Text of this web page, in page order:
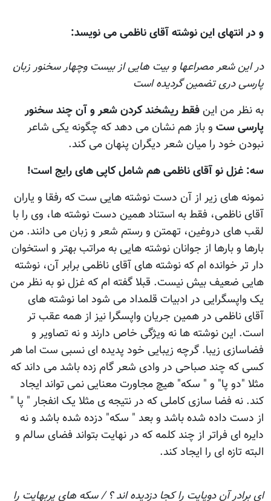
و در انتهای اين نوشته آقای ناظمی می نویسد:
در این شعر مصراعها و بیت هایی از بیست وچهار سخنور زبان
پارسی دری تضمین گردیده است
به نظر من اين فقط ريشخند کردن شعر و آن چند سخنور
پارسی ست و باز هم نشان می دهد که چگونه يکی شاعر
نبودن خود را میان شعر دیگران پنهان می کند.
سه: غزل نو آقای ناظمی هم شامل کاپی های رايج است!
نمونه های زير از آن دست نوشته هایی ست که رفقا و ياران
آقای ناظمی، فقط به استناد همين دست نوشته ها، وی را با
لقب های دروغين، تهمتن و رستم شعر و زبان می دانند. من
بارها و بارها از جوانان نوشته هایی به مراتب بهتر و استخوان
دار تر خوانده ام که نوشته های آقای ناظمی برابر آن، نوشته
هایی ضعيف بيش نيست. قبلا گفته ام که غزل نو به نظر من
يک واپسگرایی در ادبيات قلمداد می شود اما نوشته های
آقای ناظمی در همين جريان واپسگرا نيز از همه عقب تر
است. اين نوشته ها نه ويژگی خاص دارند و نه تصاوير و
فضاسازی زيبا. گرچه زيبایی خود پديده ای نسبی ست اما هر
کسی که چند صباحی در وادی شعر گام زده باشد می داند که
مثلا "دو پا" و " سکه" هيچ مجاورت معنایی نمی تواند ايجاد
کند. نه فضا سازی کاملی که در نتيجه ی مثلا يک انفجار " پا "
از دست داده شده باشد و بعد " سکه" دزده شده باشد و نه
دايره ای فراتر از چند کلمه که در نهايت بتواند فضای سالم و
البته تازه ای را ايجاد کند.
اي برادر آن دوپايت را كجا دزديده اند ؟ / سكه هاي پربهايت را